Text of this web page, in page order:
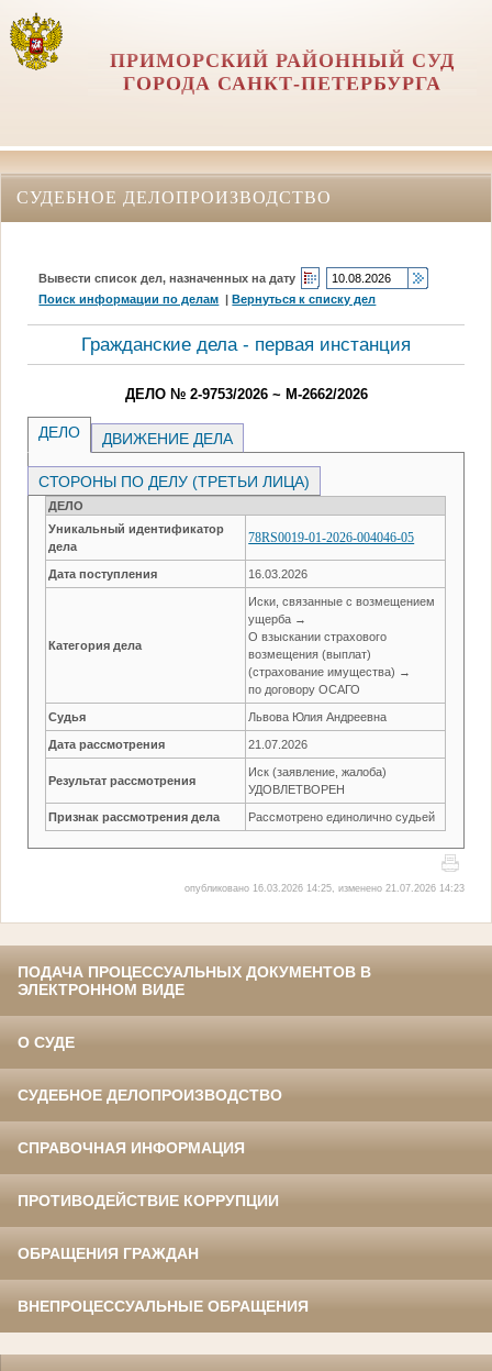
ПРИМОРСКИЙ РАЙОННЫЙ СУД
ГОРОДА САНКТ-ПЕТЕРБУРГА
СУДЕБНОЕ ДЕЛОПРОИЗВОДСТВО
Вывести список дел, назначенных на дату
Поиск информации по делам |Вернуться к списку дел
Гражданские дела - первая инстанция
ДЕЛО № 2-9753/2026 ~ М-2662/2026
ДЕЛО ДВИЖЕНИЕ ДЕЛА
СТОРОНЫ ПО ДЕЛУ (ТРЕТЬИ ЛИЦА)
ДЕЛО
Уникальный идентификатор
дела
78RS0019-01-2026-004046-05
Дата поступления 16.03.2026
Категория дела
Иски, связанные с возмещением
ущерба →
О взыскании страхового
возмещения (выплат)
(страхование имущества) →
по договору ОСАГО
Судья Львова Юлия Андреевна
Дата рассмотрения 21.07.2026
Результат рассмотрения
Иск (заявление, жалоба)
УДОВЛЕТВОРЕН
Признак рассмотрения дела Рассмотрено единолично судьей
опубликовано 16.03.2026 14:25, изменено 21.07.2026 14:23
ПОДАЧА ПРОЦЕССУАЛЬНЫХ ДОКУМЕНТОВ В
ЭЛЕКТРОННОМ ВИДЕ
О СУДЕ
СУДЕБНОЕ ДЕЛОПРОИЗВОДСТВО
СПРАВОЧНАЯ ИНФОРМАЦИЯ
ПРОТИВОДЕЙСТВИЕ КОРРУПЦИИ
ОБРАЩЕНИЯ ГРАЖДАН
ВНЕПРОЦЕССУАЛЬНЫЕ ОБРАЩЕНИЯ